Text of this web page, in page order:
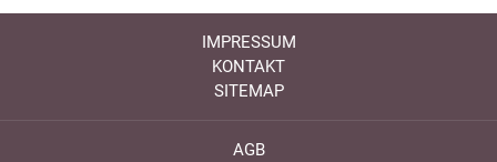
IMPRESSUM
KONTAKT
SITEMAP
AGB